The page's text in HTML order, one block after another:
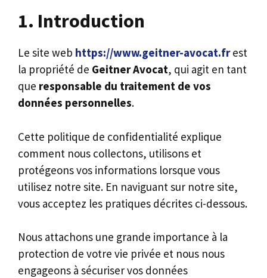
1. Introduction
Le site web https://www.geitner-avocat.frest
la propriété de Geitner Avocat, qui agit en tant
que responsable du traitement de vos
données personnelles.
Cette politique de confidentialité explique
comment nous collectons, utilisons et
protégeons vos informations lorsque vous
utilisez notre site. En naviguant sur notre site,
vous acceptez les pratiques décrites ci-dessous.
Nous attachons une grande importance à la
protection de votre vie privée et nous nous
engageons à sécuriser vos données